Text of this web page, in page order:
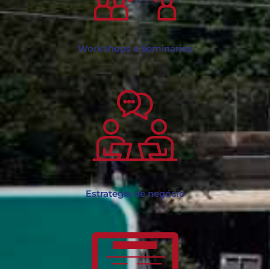
Workshops e Seminários
Estratégia de negócio